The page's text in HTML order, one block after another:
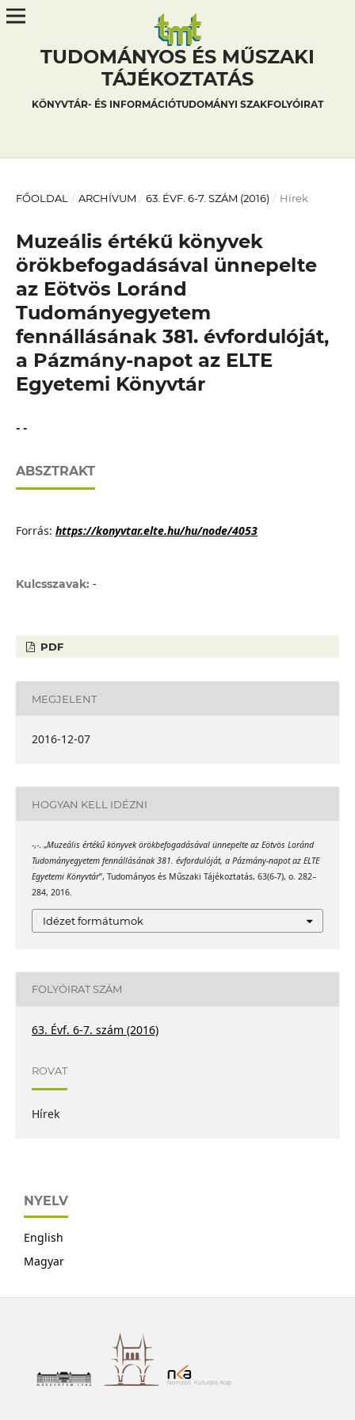
TUDOMÁNYOS ÉS MŰSZAKI
TÁJÉKOZTATÁS
KÖNYVTÁR- ÉS INFORMÁCIÓTUDOMÁNYI SZAKFOLYÓIRAT
FŐOLDAL / ARCHÍVUM / 63. ÉVF. 6-7. SZÁM (2016) / Hírek
Muzeális értékű könyvek
örökbefogadásával ünnepelte
az Eötvös Loránd
Tudományegyetem
fennállásának 381. évfordulóját,
a Pázmány-napot az ELTE
Egyetemi Könyvtár
- -
ABSZTRAKT
Forrás: https://konyvtar.elte.hu/hu/node/4053
Kulcsszavak: -
PDF
MEGJELENT
2016-12-07
HOGYAN KELL IDÉZNI
-,-. „Muzeális értékű könyvek örökbefogadásával ünnepelte az Eötvös Loránd
Tudományegyetem fennállásának 381. évfordulóját, a Pázmány-napot az ELTE
Egyetemi Könyvtár”, Tudományos és Műszaki Tájékoztatás, 63(6-7), o. 282–
284, 2016.
Idézet formátumok
FOLYÓIRAT SZÁM
63. Évf. 6-7. szám (2016)
ROVAT
Hírek
NYELV
English
Magyar